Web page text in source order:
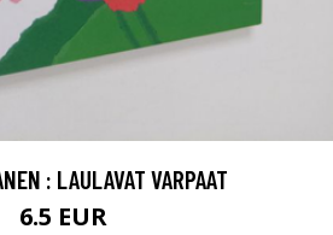
: LAULAVAT VARPAAT
6.5 EUR